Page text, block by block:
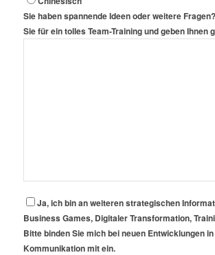
Sie haben spannende Ideen oder weitere
Sie für ein tolles Team-Training und geben Ihnen
Ja, ich bin an weiteren strategischen
Business Games, Digitaler Transformation,
Bitte binden Sie mich bei neuen Entwicklungen
Kommunikation mit ein.